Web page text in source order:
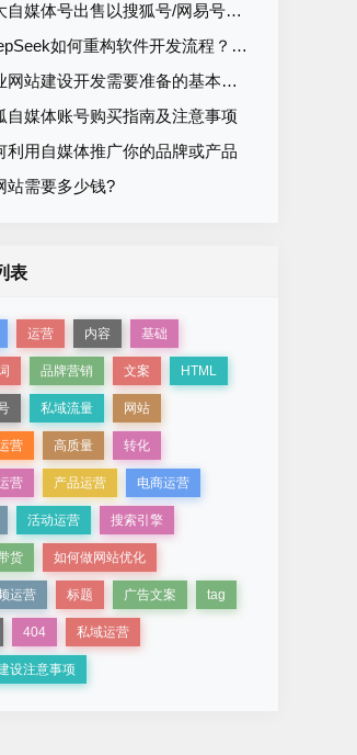
媒体号出售以搜狐号/网易号为核心的流量与排名解析
如何重构软件开发流程？AI驱动优化的5大实战场景解析
网站建设开发需要准备的基本资料
自媒体账号购买指南及注意事项
利用自媒体推广你的品牌或产品
站需要多少钱?
表
运营 内容 基础
品牌营销 文案 HTML
私域流量 网站
营 高质量 转化
营 产品运营 电商运营
活动运营 搜索引擎
货 如何做网站优化
运营 标题 广告文案 tag
404 私域运营
设注意事项